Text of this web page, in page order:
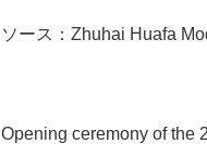
ソース：Zhuhai Huafa
Opening ceremony of the